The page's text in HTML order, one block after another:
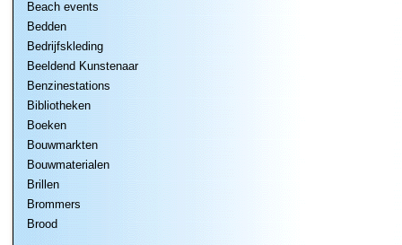
Beach events
Bedden
Bedrijfskleding
Beeldend Kunstenaar
Benzinestations
Bibliotheken
Boeken
Bouwmarkten
Bouwmaterialen
Brillen
Brommers
Brood